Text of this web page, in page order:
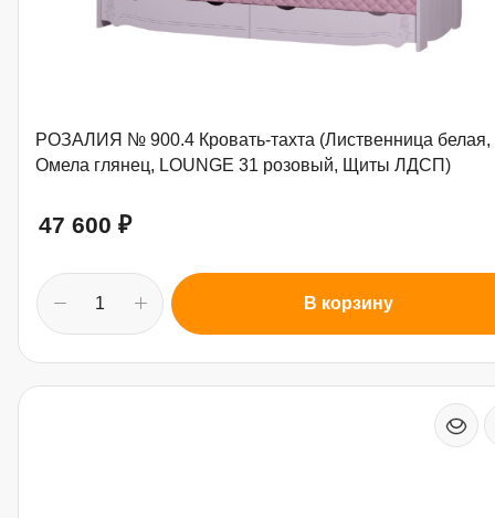
РОЗАЛИЯ № 900.4 Кровать-тахта (Лиственница белая,
Омела глянец, LOUNGE 31 розовый, Щиты ЛДСП)
47 600 ₽
В корзину